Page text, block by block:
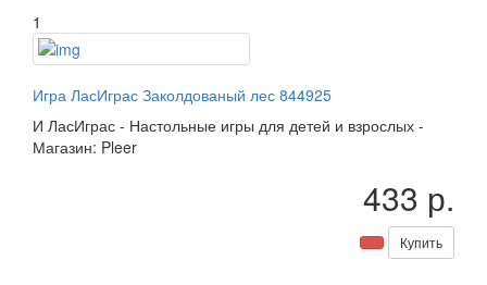
1
Игра ЛасИграс Заколдованый лес 844925
И ЛасИграс - Настольные игры для детей и взрослых -
Магазин: Pleer
433 р.
Купить